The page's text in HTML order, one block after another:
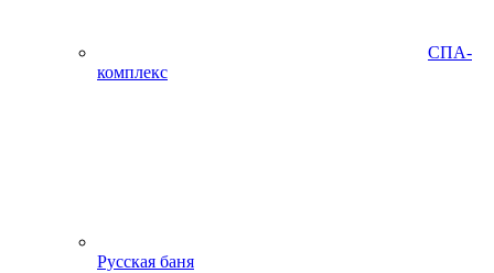
СПА-
комплекс
Русская баня